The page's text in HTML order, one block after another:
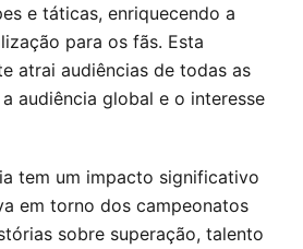
e táticas, enriquecendo a
para os fãs. Esta
atrai audiências de todas as
audiência global e o interesse
tem um impacto significativo
em torno dos campeonatos
sobre superação, talento